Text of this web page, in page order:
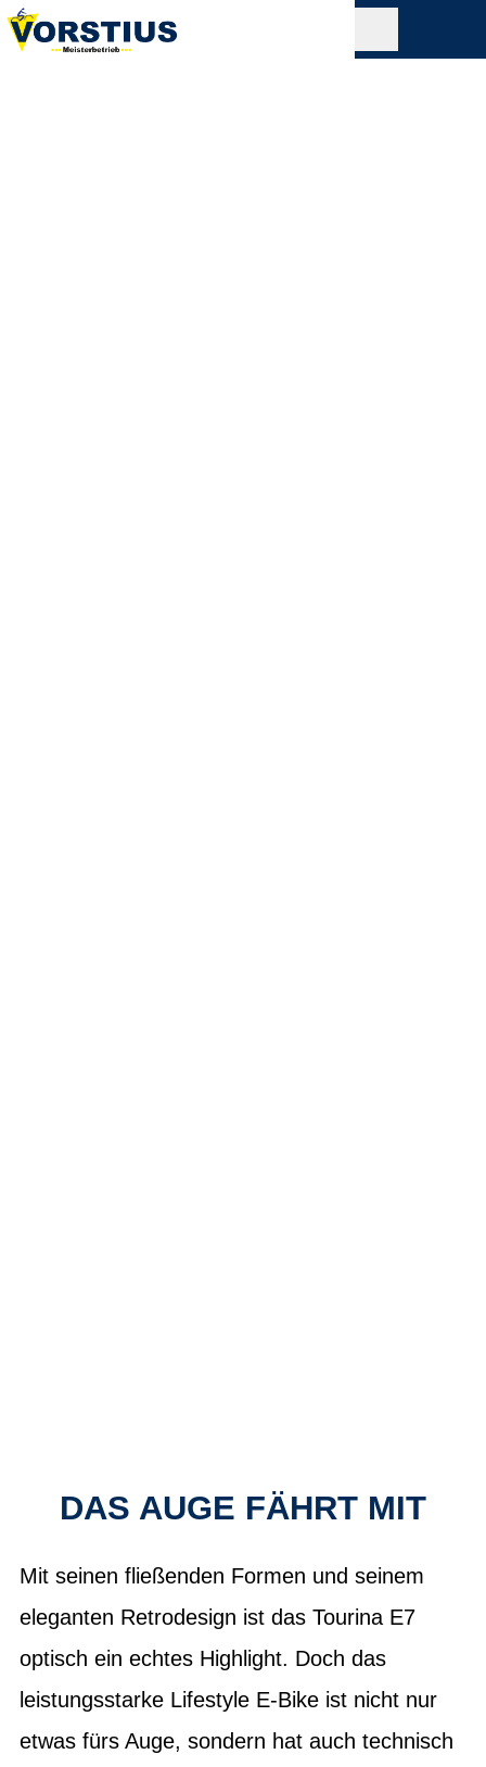
DAS AUGE FÄHRT MIT
Mit seinen fließenden Formen und seinem
eleganten Retrodesign ist das Tourina E7
optisch ein echtes Highlight. Doch das
leistungsstarke Lifestyle E-Bike ist nicht nur
etwas fürs Auge, sondern hat auch technisch